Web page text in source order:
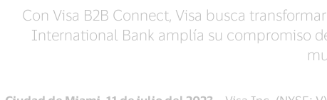
Con Visa B2B Connect, Visa busca
International Bank amplía su compromiso